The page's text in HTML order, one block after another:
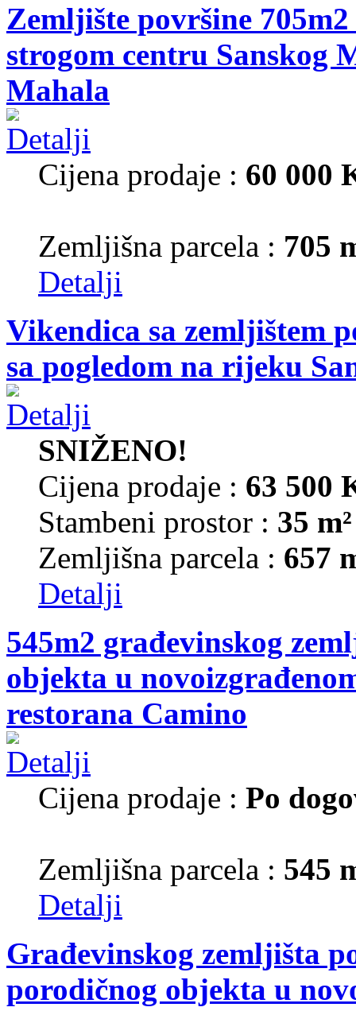
Zemljište površine
strogom centru Sanskog
Mahala
Cijena prodaje : 60 000
Zemljišna parcela : 705
Detalji
Vikendica sa zemljištem
sa pogledom na rijeku
SNIŽENO!
Cijena prodaje : 63 500
Stambeni prostor : 35 m²
Zemljišna parcela : 657
Detalji
545m2 građevinskog
objekta u
restorana Camino
Cijena prodaje : Po
Zemljišna parcela : 545
Detalji
Građevinskog zemljišta
porodičnog objekta u